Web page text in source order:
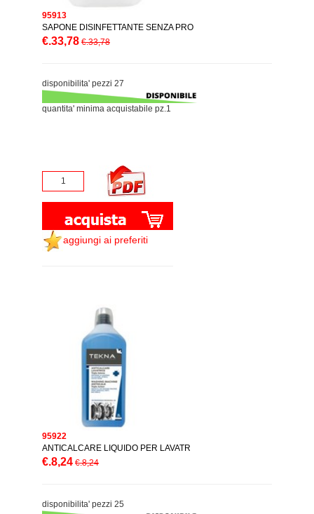
95913
SAPONE DISINFETTANTE SENZA PRO
€.33,78 €.33,78
disponibilita' pezzi 27
quantita' minima acquistabile pz.1
aggiungi ai preferiti
95922
ANTICALCARE LIQUIDO PER LAVATR
€.8,24 €.8,24
disponibilita' pezzi 25